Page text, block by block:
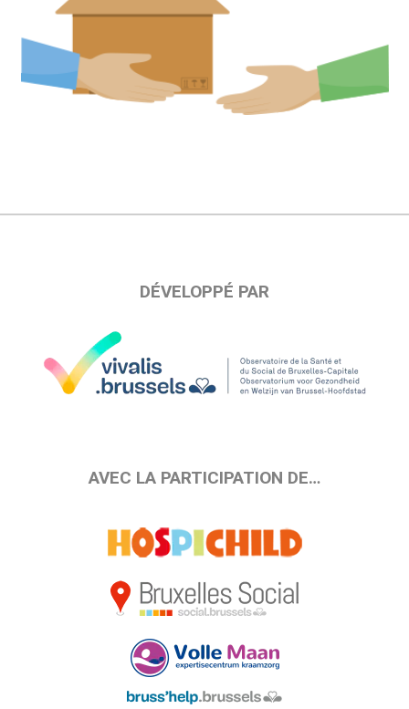
DÉVELOPPÉ PAR
AVEC LA PARTICIPATION DE…